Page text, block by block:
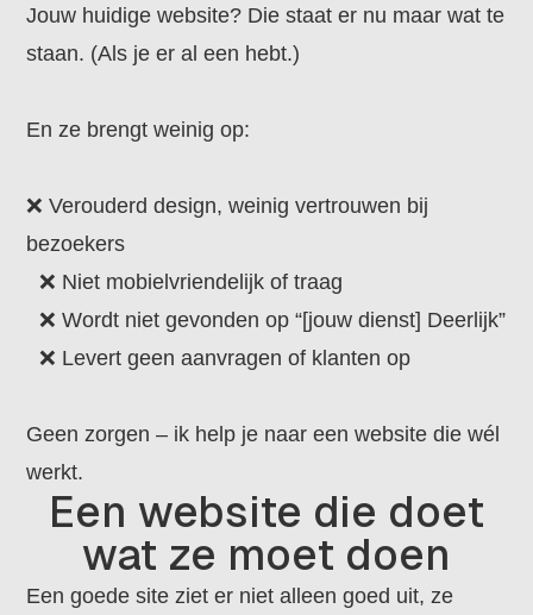
Jouw huidige website? Die staat er nu maar wat te
staan. (Als je er al een hebt.)
En ze brengt weinig op:
❌ Verouderd design, weinig vertrouwen bij
bezoekers
❌ Niet mobielvriendelijk of traag
❌ Wordt niet gevonden op “[jouw dienst] Deerlijk”
❌ Levert geen aanvragen of klanten op
Geen zorgen – ik help je naar een website die wél
werkt.
Een website die doet
wat ze moet doen
Een goede site ziet er niet alleen goed uit, ze